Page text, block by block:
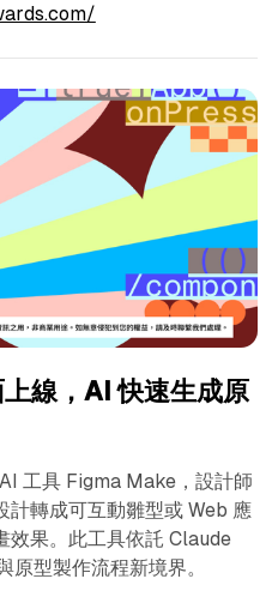
線，AI 快速生成原
工具 Figma Make，設計師
計轉成可互動雛型或 Web 應
效果。此工具依託 Claude
型製作流程新境界。